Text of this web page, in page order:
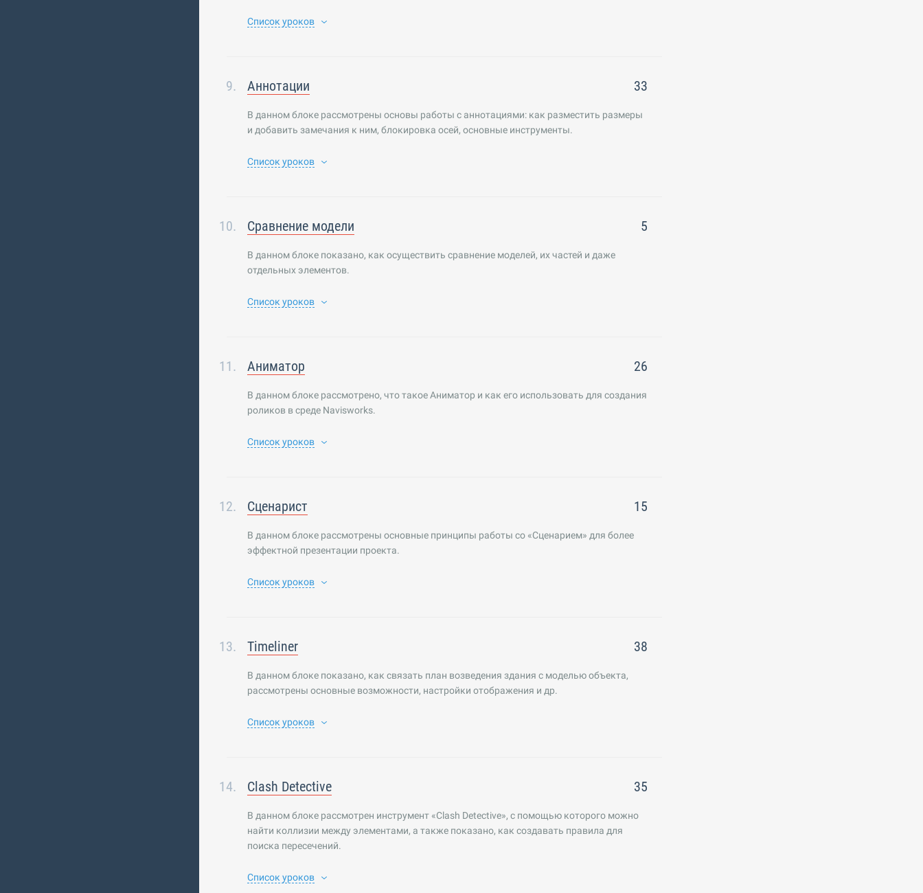
Список уроков
Аннотации 33
В данном блоке рассмотрены основы работы с аннотациями: как разместить размеры
и добавить замечания к ним, блокировка осей, основные инструменты.
Список уроков
Сравнение модели 5
В данном блоке показано, как осуществить сравнение моделей, их частей и даже
отдельных элементов.
Список уроков
Аниматор 26
В данном блоке рассмотрено, что такое Аниматор и как его использовать для создания
роликов в среде Navisworks.
Список уроков
Сценарист 15
В данном блоке рассмотрены основные принципы работы со «Сценарием» для более
эффектной презентации проекта.
Список уроков
Timeliner 38
В данном блоке показано, как связать план возведения здания с моделью объекта,
рассмотрены основные возможности, настройки отображения и др.
Список уроков
Clash Detective 35
В данном блоке рассмотрен инструмент «Clash Detective», с помощью которого можно
найти коллизии между элементами, а также показано, как создавать правила для
поиска пересечений.
Список уроков